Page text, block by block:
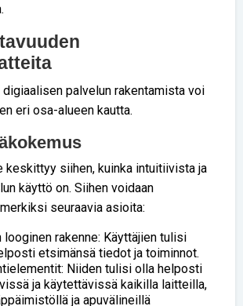
digiaalisen palvelun rakentamista voi
eri osa-alueen kautta.
keskittyy siihen, kuinka intuitiivista ja
käyttö on. Siihen voidaan
seuraavia asioita:
looginen rakenne: Käyttäjien tulisi
etsimänsä tiedot ja toiminnot.
Niiden tulisi olla helposti
ja käytettävissä kaikilla laitteilla,
ja apuvälineillä